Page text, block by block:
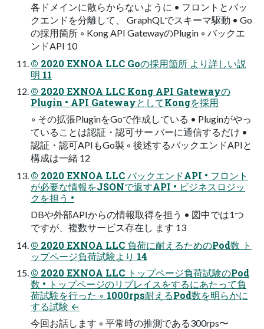
各ドメインに散らからないように • フロントとバッ
クエンドを分離して、 GraphQLでスキーマ駆動 • Go
の採用箇所 ◦ Kong API GatewayのPlugin ◦ バックエ
ンドAPI 10
© 2020 EXNOA LLC Goの採用箇所 より詳しい説
明 11
© 2020 EXNOA LLC Kong API Gatewayの
Plugin • API GatewayとしてKongを採用
◦ その拡張PluginをGoで作成している • Pluginがやっ
ていることは認証・認可サー バーに通信するだけ •
認証・認可APIもGo製 ◦ 後述するバックエンドAPIと
構成は一緒 12
© 2020 EXNOA LLC バックエンドAPI • フロント
が必要な情報をJSONで返すAPI • ビジネスロジッ
クを担う •
DBや外部APIからの情報取得を担う • 図中では1つ
ですが、複数サービス存在し ます 13
© 2020 EXNOA LLC 負荷に耐えるためのPod数 ト
ップページ負荷試験より 14
© 2020 EXNOA LLC トップページ負荷試験のPod
数 • トップページのリプレイスをするにあたって負
荷試験を行った ◦ 1000rps耐えるPod数を明らかに
する試験 ←
今回お話します ◦ 平常時の推測である300rps〜